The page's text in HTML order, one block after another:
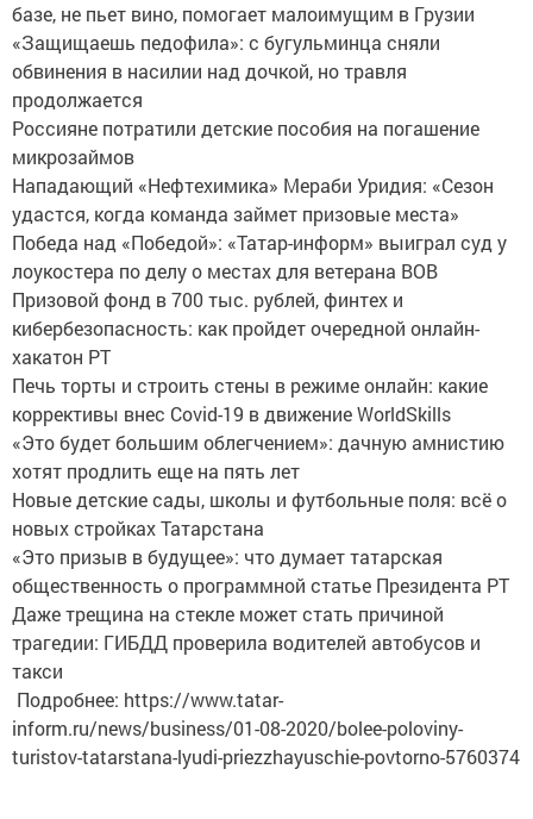
базе, не пьет вино, помогает малоимущим в Грузии
«Защищаешь педофила»: с бугульминца сняли
обвинения в насилии над дочкой, но травля
продолжается
Россияне потратили детские пособия на погашение
микрозаймов
Нападающий «Нефтехимика» Мераби Уридия: «Сезон
удастся, когда команда займет призовые места»
Победа над «Победой»: «Татар-информ» выиграл суд у
лоукостера по делу о местах для ветерана ВОВ
Призовой фонд в 700 тыс. рублей, финтех и
кибербезопасность: как пройдет очередной онлайн-
хакатон РТ
Печь торты и строить стены в режиме онлайн: какие
коррективы внес Covid-19 в движение WorldSkills
«Это будет большим облегчением»: дачную амнистию
хотят продлить еще на пять лет
Новые детские сады, школы и футбольные поля: всё о
новых стройках Татарстана
«Это призыв в будущее»: что думает татарская
общественность о программной статье Президента РТ
Даже трещина на стекле может стать причиной
трагедии: ГИБДД проверила водителей автобусов и
такси
Подробнее: https://www.tatar-
inform.ru/news/business/01-08-2020/bolee-poloviny-
turistov-tatarstana-lyudi-priezzhayuschie-povtorno-5760374